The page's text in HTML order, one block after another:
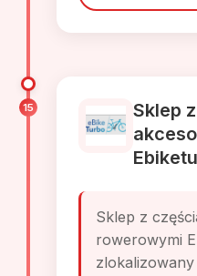
15
Sklep
Sklep z
rowerowymi